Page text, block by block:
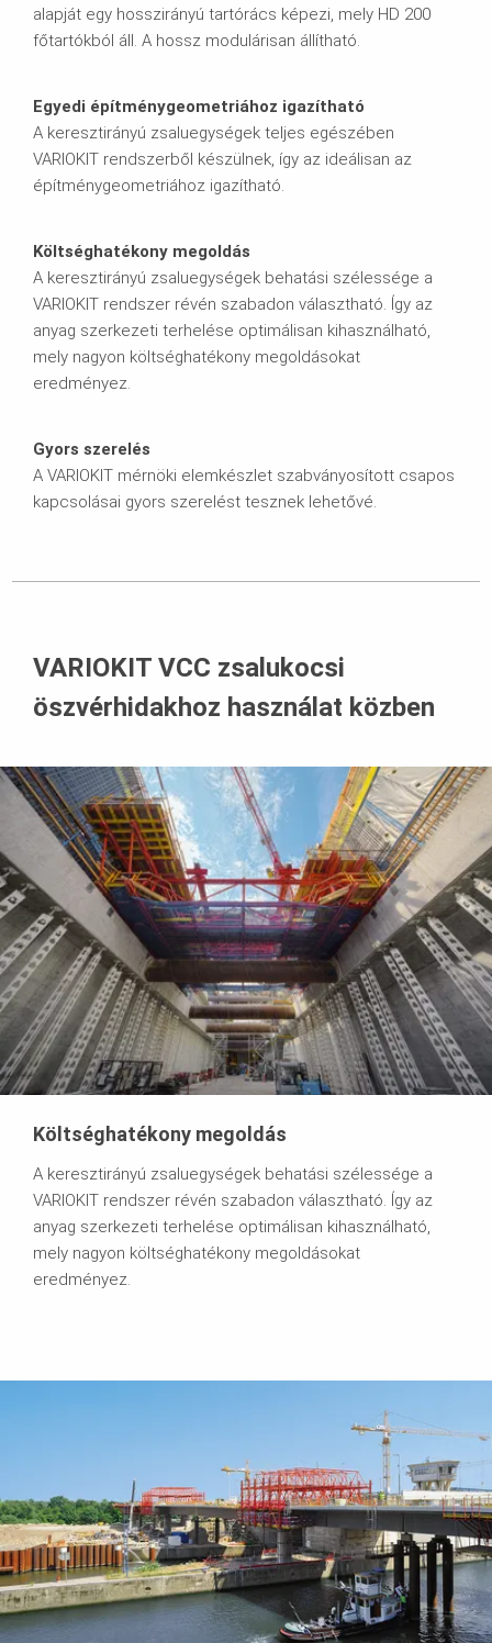
alapját egy hosszirányú tartórács képezi, mely HD 200
főtartókból áll. A hossz modulárisan állítható.
Egyedi építménygeometriához igazítható
A keresztirányú zsaluegységek teljes egészében
VARIOKIT rendszerből készülnek, így az ideálisan az
építménygeometriához igazítható.
Költséghatékony megoldás
A keresztirányú zsaluegységek behatási szélessége a
VARIOKIT rendszer révén szabadon választható. Így az
anyag szerkezeti terhelése optimálisan kihasználható,
mely nagyon költséghatékony megoldásokat
eredményez.
Gyors szerelés
A VARIOKIT mérnöki elemkészlet szabványosított csapos
kapcsolásai gyors szerelést tesznek lehetővé.
VARIOKIT VCC zsalukocsi
öszvérhidakhoz használat közben
Költséghatékony megoldás
A keresztirányú zsaluegységek behatási szélessége a
VARIOKIT rendszer révén szabadon választható. Így az
anyag szerkezeti terhelése optimálisan kihasználható,
mely nagyon költséghatékony megoldásokat
eredményez.